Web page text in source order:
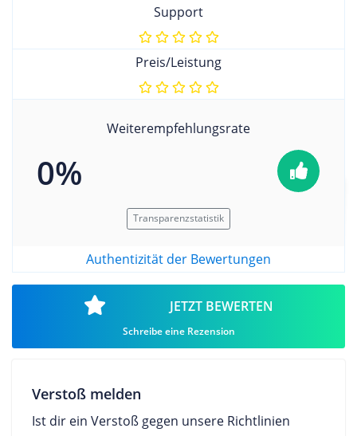
Support
Preis/Leistung
Weiterempfehlungsrate
0%
Transparenzstatistik
Authentizität der Bewertungen
JETZT BEWERTEN
Schreibe eine Rezension
Verstoß melden
Ist dir ein Verstoß gegen unsere Richtlinien